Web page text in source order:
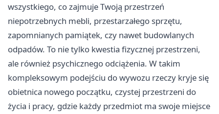
wszystkiego, co zajmuje Twoją przestrzeń
niepotrzebnych mebli, przestarzałego sprzętu,
zapomnianych pamiątek, czy nawet budowlanych
odpadów. To nie tylko kwestia fizycznej przestrzeni,
ale również psychicznego odciążenia. W takim
kompleksowym podejściu do wywozu rzeczy kryje się
obietnica nowego początku, czystej przestrzeni do
życia i pracy, gdzie każdy przedmiot ma swoje miejsce